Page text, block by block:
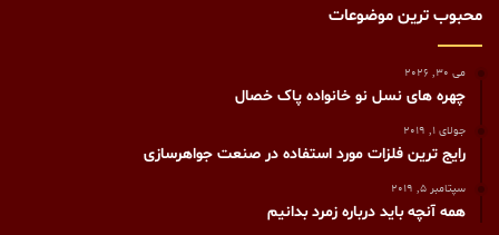
محبوب ترین موضوعات
می 30, 2026
چهره های نسل نو خانواده پاک خصال
جولای 1, 2019
رايج ترين فلزات مورد استفاده در صنعت جواهرسازی
سپتامبر 5, 2019
همه آنچه باید درباره زمرد بدانیم